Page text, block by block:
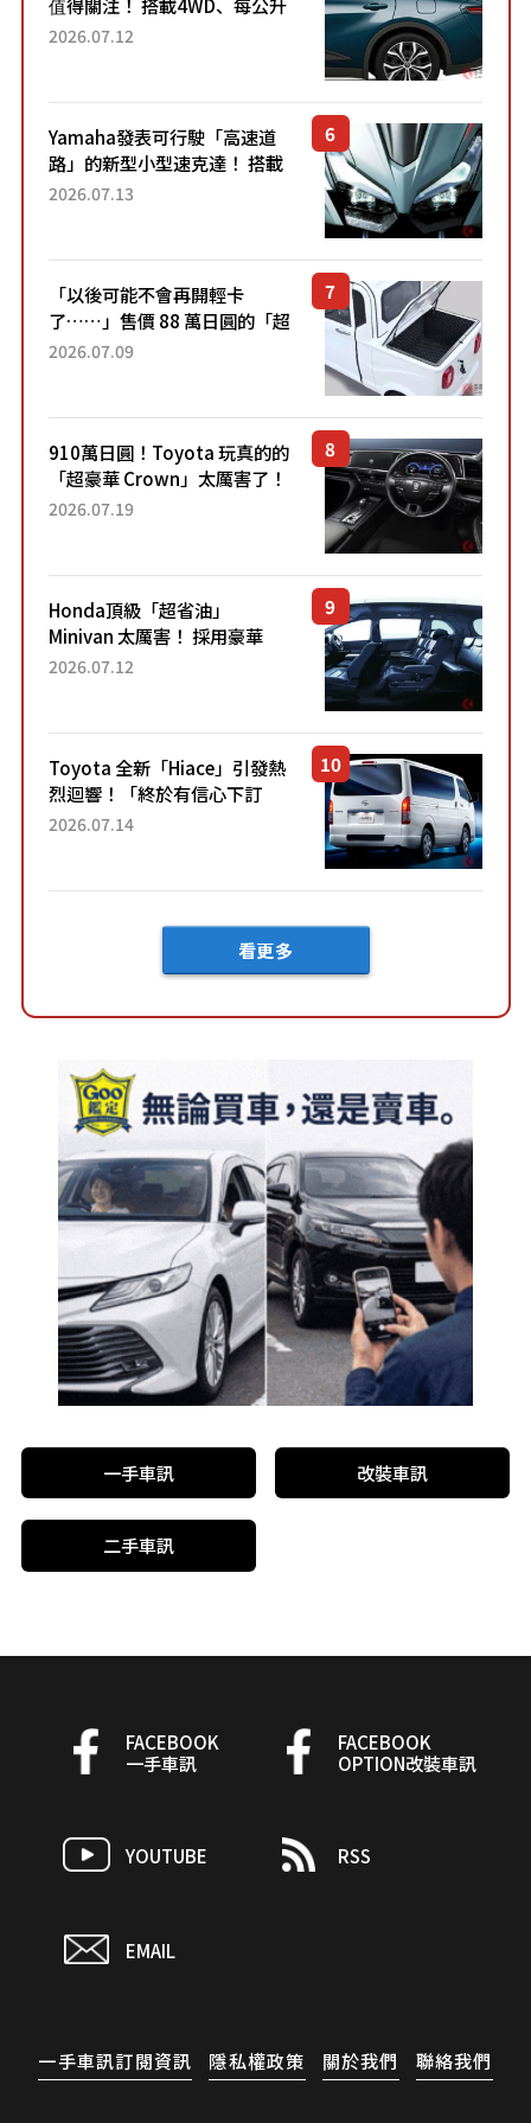
22.4公里低油耗表現超亮眼！
2026.07.12
Yamaha發表可行駛「高速道
路」的新型小型速克達！ 搭載
能享受超強勁「渦輪感」的動
2026.07.13
「以後可能不會再開輕卡
了……」售價 88 萬日圓的「超
迷你輕型貨車」引發兩極評
了！...
2026.07.09
910萬日圓！Toyota 玩真的的
「超豪華 Crown」太厲害了！
採用由「匠人技藝」打造的
2026.07.19
Honda頂級「超省油」
Minivan 太厲害！ 採用豪華
「真皮座椅」與專屬「黑色內
「三...
2026.07.12
Toyota 全新「Hiace」引發熱
烈迴響！「終於有信心下訂
了！」「哪個等級交車最
車？...
2026.07.14
看更多
一手車訊 改裝車訊
二手車訊
FACEBOOK
一手車訊
FACEBOOK
OPTION改裝車訊
YOUTUBE RSS
EMAIL
一手車訊訂閱資訊 隱私權政策 關於我們 聯絡我們